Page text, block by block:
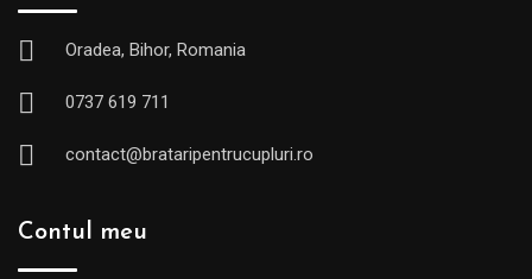
Oradea, Bihor, Romania
0737 619 711
contact@brataripentrucupluri.ro
Contul meu